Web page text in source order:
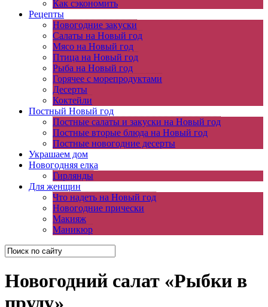
Как сэкономить
Рецепты
Новогодние закуски
Салаты на Новый год
Мясо на Новый год
Птица на Новый год
Рыба на Новый год
Горячее с морепродуктами
Десерты
Коктейли
Постный Новый год
Постные салаты и закуски на Новый год
Постные вторые блюда на Новый год
Постные новогодние десерты
Украшаем дом
Новогодняя елка
Гирлянды
Для женщин
Что надеть на Новый год
Новогодние прически
Макияж
Маникюр
Новогодний салат «Рыбки в